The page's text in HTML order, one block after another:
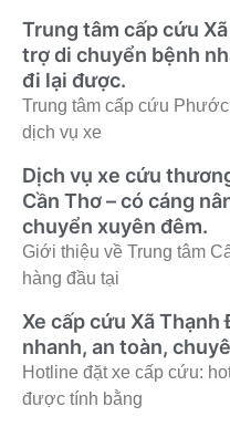
Trung tâm cấp cứu
trợ di chuyển bệnh
đi lại được.
Trung tâm cấp cứu
dịch vụ xe
Dịch vụ xe cứu
Cần Thơ – có cáng
chuyển xuyên đêm.
Giới thiệu về Trung tâm
hàng đầu tại
Xe cấp cứu Xã Thạnh
nhanh, an toàn,
Hotline đặt xe cấp cứu:
được tính bằng